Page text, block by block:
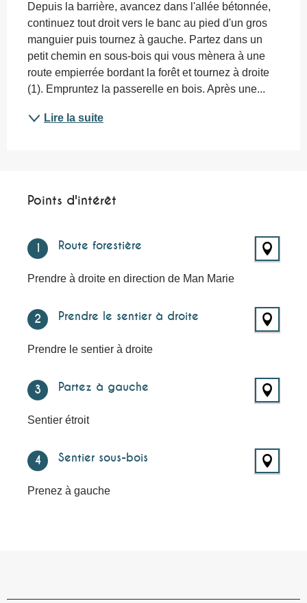
Depuis la barrière, avancez dans l'allée bétonnée,
continuez tout droit vers le banc au pied d'un gros
manguier puis tournez à gauche. Partez dans un
petit chemin en sous-bois qui vous mènera à une
route empierrée bordant la forêt et tournez à droite
(1). Empruntez la passerelle en bois. Après une...
Lire la suite
Points d'intérêt
1 Route forestière
Prendre à droite en direction de Man Marie
2 Prendre le sentier à droite
Prendre le sentier à droite
3 Partez à gauche
Sentier étroit
4 Sentier sous-bois
Prenez à gauche